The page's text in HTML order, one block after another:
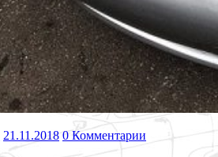
21.11.2018 0 Комментарии